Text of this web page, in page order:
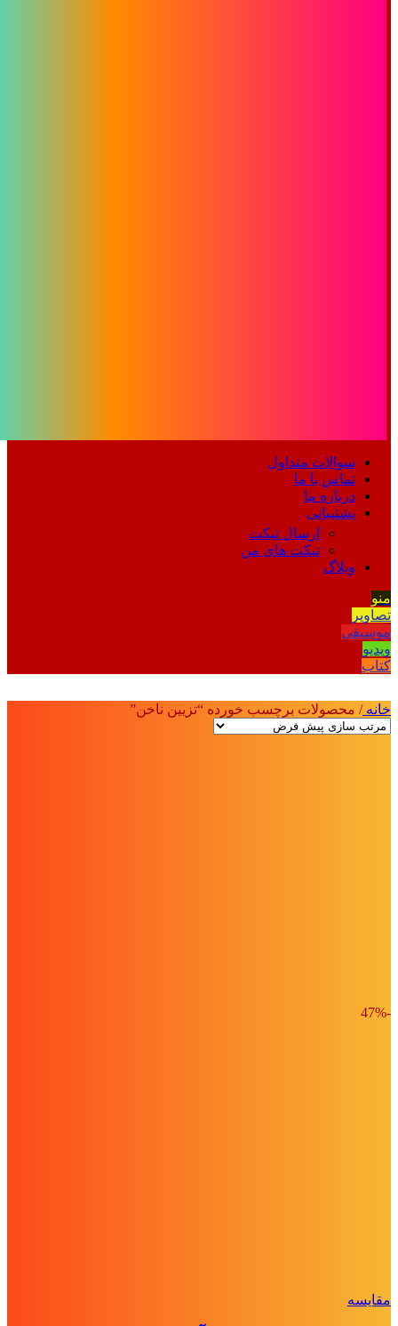
سوالات متداول
تماس با ما
درباره ما
پشتیبانی
ارسال تیکت
تیکت های من
وبلاگ
منو
تصاویر
موسیقی
ویدیو
کتاب
خانه/ محصولات برچسب خورده “تزیین ناخن”
-47%
مقايسه